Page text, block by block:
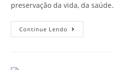
preservação da vida, da
Continue Lendo